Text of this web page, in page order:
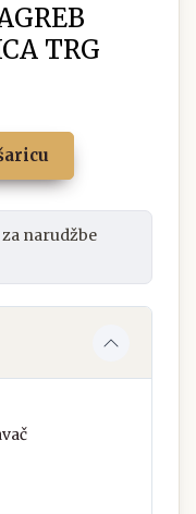
TRG
za narudžbe